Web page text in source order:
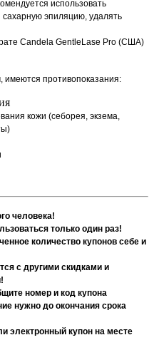
использовать
сахарную эпиляцию, удалять
Candela GentleLase Pro (США)
имеются противопоказания:
кожи (себорея, экзема,
человека!
только один раз!
количество купонов себе и
с другими скидками и
номер и код купона
нужно до окончания срока
электронный купон на месте